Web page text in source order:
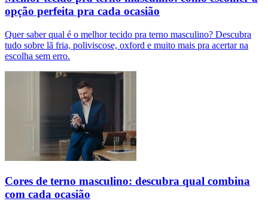
opção perfeita pra cada ocasião
Quer saber qual é o melhor tecido pra terno masculino? Descubra
tudo sobre lã fria, poliviscose, oxford e muito mais pra acertar na
escolha sem erro.
Cores de terno masculino: descubra qual combina
com cada ocasião